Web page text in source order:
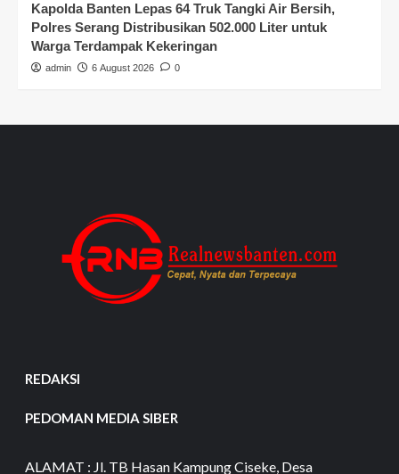
Kapolda Banten Lepas 64 Truk Tangki Air Bersih,
Polres Serang Distribusikan 502.000 Liter untuk
Warga Terdampak Kekeringan
admin 6 August 2026 0
REDAKSI
PEDOMAN MEDIA SIBER
ALAMAT : Jl. TB Hasan Kampung Ciseke, Desa